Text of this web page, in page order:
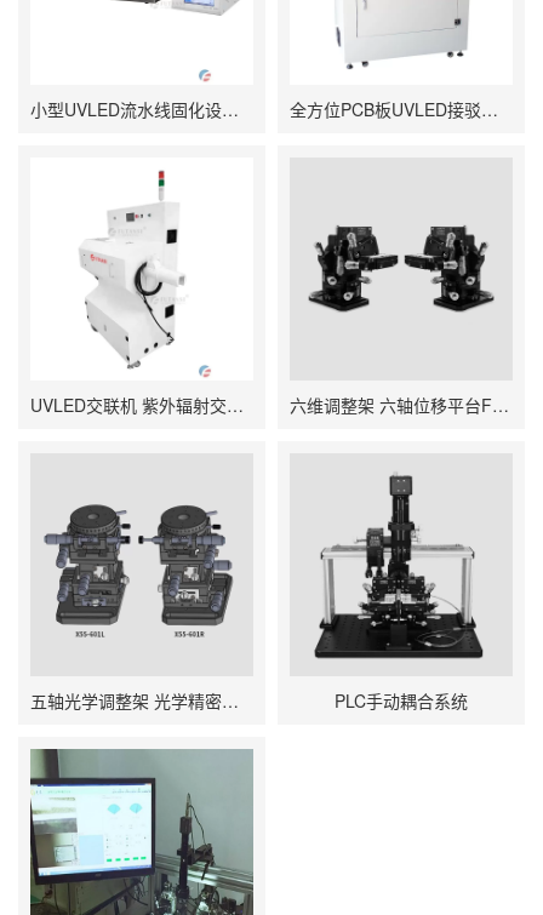
小型UVLED流水线固化设备 小型UV固化炉 全方位PCB板UVLED接驳台_SMT接驳台型UV固化机
UVLED交联机 紫外辐射交联机 六维调整架 六轴位移平台FT2200B
五轴光学调整架 光学精密调整架 X55-601L/X55-601R PLC手动耦合系统